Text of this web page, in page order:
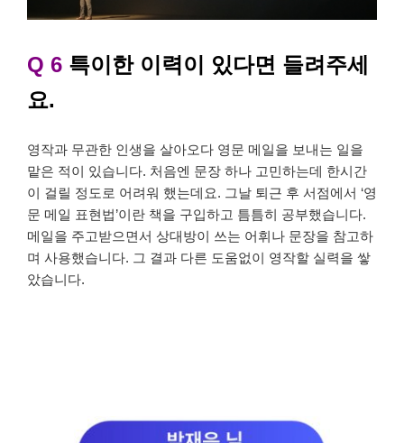
Q 6 특이한 이력이 있다면 들려주세
요.
영작과 무관한 인생을 살아오다 영문 메일을 보내는 일을
맡은 적이 있습니다. 처음엔 문장 하나 고민하는데 한시간
이 걸릴 정도로 어려워 했는데요. 그날 퇴근 후 서점에서 ‘영
문 메일 표현법’이란 책을 구입하고 틈틈히 공부했습니다.
메일을 주고받으면서 상대방이 쓰는 어휘나 문장을 참고하
며 사용했습니다. 그 결과 다른 도움없이 영작할 실력을 쌓
았습니다.